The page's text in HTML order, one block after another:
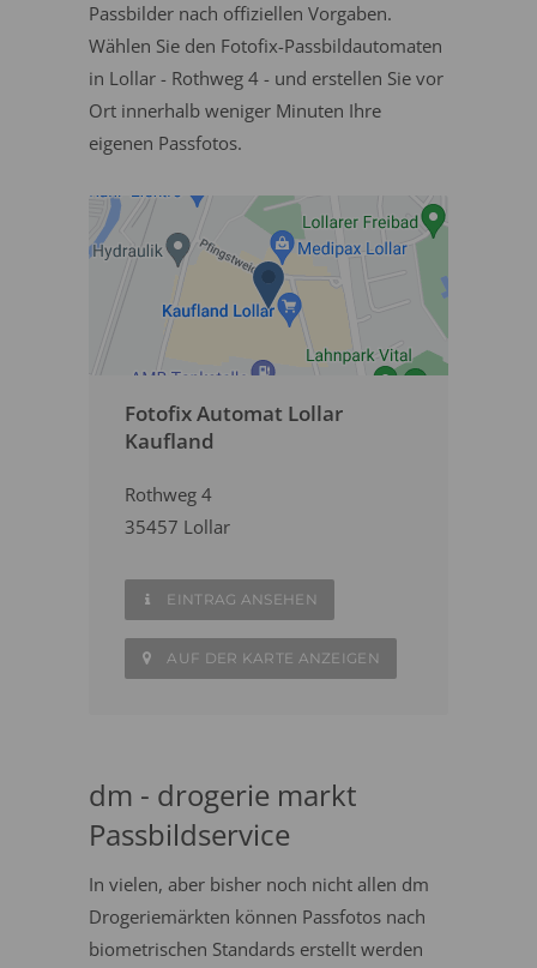
Passbilder nach offiziellen Vorgaben.
Wählen Sie den Fotofix-Passbildautomaten
in Lollar - Rothweg 4 - und erstellen Sie vor
Ort innerhalb weniger Minuten Ihre
eigenen Passfotos.
Fotofix Automat Lollar
Kaufland
Rothweg 4
35457 Lollar
EINTRAG ANSEHEN
AUF DER KARTE ANZEIGEN
dm - drogerie markt
Passbildservice
In vielen, aber bisher noch nicht allen dm
Drogeriemärkten können Passfotos nach
biometrischen Standards erstellt werden